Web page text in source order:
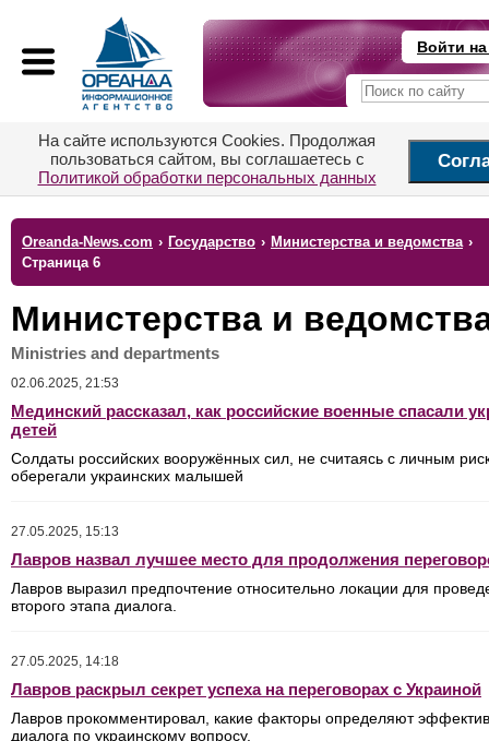
Войти
На сайте используются Cookies. Продолжая
пользоваться сайтом, вы соглашаетесь с
Политикой обработки персональных данных
Oreanda-News.com › Государство › Министерства и ведомства ›
Страница 6
Министерства и
Ministries and departments
02.06.2025, 21:53
Мединский рассказал, как российские военные спасали
детей
Солдаты российских вооружённых сил, не считаясь с личным
оберегали украинских малышей
27.05.2025, 15:13
Лавров назвал лучшее место для продолжения
Лавров выразил предпочтение относительно локации для
второго этапа диалога.
27.05.2025, 14:18
Лавров раскрыл секрет успеха на переговорах с Украиной
Лавров прокомментировал, какие факторы определяют
диалога по украинскому вопросу.